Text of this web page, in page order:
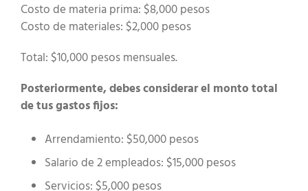
Costo de materia prima: $8,000 pesos
Costo de materiales: $2,000 pesos
Total: $10,000 pesos mensuales.
Posteriormente, debes considerar el monto total
de tus gastos fijos:
Arrendamiento: $50,000 pesos
Salario de 2 empleados: $15,000 pesos
Servicios: $5,000 pesos